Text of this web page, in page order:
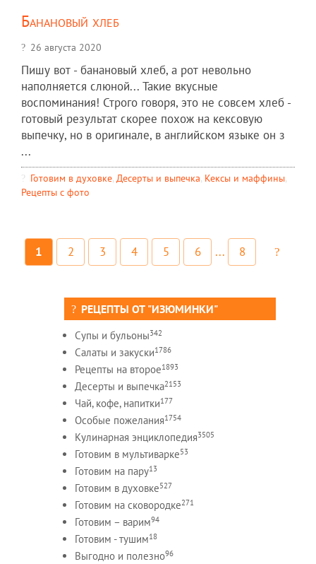
Банановый хлеб
26 августа 2020
Пишу вот - банановый хлеб, а рот невольно
наполняется слюной... Такие вкусные
воспоминания! Строго говоря, это не совсем хлеб -
готовый результат скорее похож на кексовую
выпечку, но в оригинале, в английском языке он з
...
Готовим в духовке, Десерты и выпечка, Кексы и маффины,
Рецепты c фото
1 2 3 4 5 6 ... 8
РЕЦЕПТЫ ОТ "ИЗЮМИНКИ"
Супы и бульоны342
Салаты и закуски1786
Рецепты на второе1893
Десерты и выпечка2153
Чай, кофе, напитки177
Особые пожелания1754
Кулинарная энциклопедия3505
Готовим в мультиварке53
Готовим на пару13
Готовим в духовке527
Готовим на сковородке271
Готовим – варим94
Готовим - тушим18
Выгодно и полезно96